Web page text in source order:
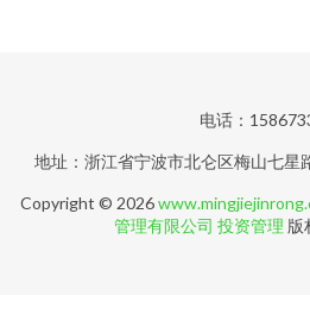
电话：
地址：浙江省宁波市北仑区梅山七星
Copyright © 2026
管理有限公司 投资管理 版